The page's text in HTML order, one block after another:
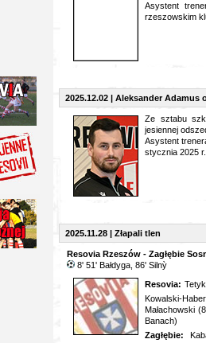
Asystent
rzeszowskim
2025.12.02 | Aleksander Adamus
Ze sztabu
jesiennej
Asystent
stycznia 2025 r.
2025.11.28 | Złapali tlen
Resovia Rzeszów - Zagłębie
8' 51' Bałdyga, 86' Silnỳ
Resovia:
Kowalski-
Małachowski
Banach)
Zagłębie: